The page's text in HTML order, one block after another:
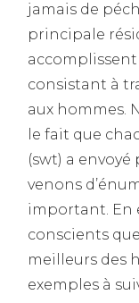
jamais de
principale
consistant à
aux hommes.
le fait que
(swt) a
venons
important. En
conscients
meilleurs des
exemples à